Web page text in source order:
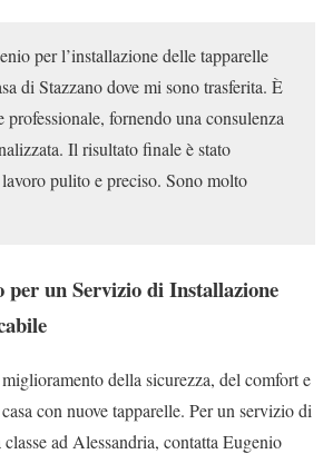
per l’installazione delle tapparelle
di Stazzano dove mi sono trasferita. È
professionale, fornendo una consulenza
Il risultato finale è stato
pulito e preciso. Sono molto
per un Servizio di Installazione
della sicurezza, del comfort e
con nuove tapparelle. Per un servizio di
ad Alessandria, contatta Eugenio